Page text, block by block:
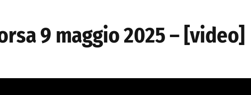
9 maggio 2025 – [video]